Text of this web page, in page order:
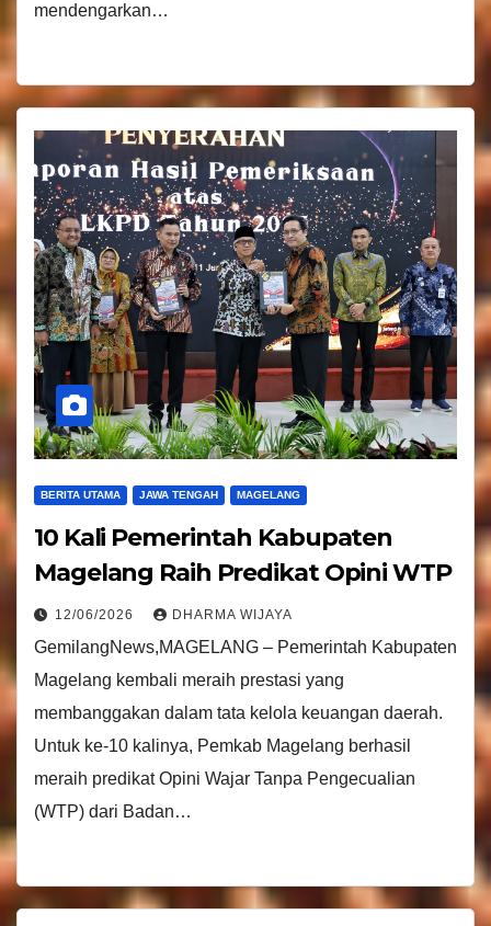
mendengarkan…
BERITA UTAMA JAWA TENGAH MAGELANG
10 Kali Pemerintah Kabupaten
Magelang Raih Predikat Opini WTP
12/06/2026 DHARMA WIJAYA
GemilangNews,MAGELANG – Pemerintah Kabupaten
Magelang kembali meraih prestasi yang
membanggakan dalam tata kelola keuangan daerah.
Untuk ke-10 kalinya, Pemkab Magelang berhasil
meraih predikat Opini Wajar Tanpa Pengecualian
(WTP) dari Badan…